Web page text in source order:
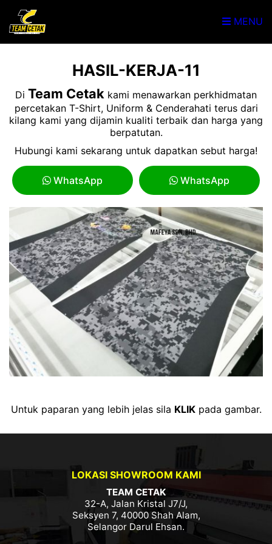
MENU
HASIL-KERJA-11
Di Team Cetak kami menawarkan perkhidmatan
percetakan T-Shirt, Uniform & Cenderahati terus dari
kilang kami yang dijamin kualiti terbaik dan harga yang
berpatutan.
Hubungi kami sekarang untuk dapatkan sebut harga!
WhatsApp WhatsApp
Untuk paparan yang lebih jelas sila KLIKpada gambar.
LOKASI SHOWROOM KAMI
TEAM CETAK
32-A, Jalan Kristal J7/J,
Seksyen 7, 40000 Shah Alam,
Selangor Darul Ehsan.